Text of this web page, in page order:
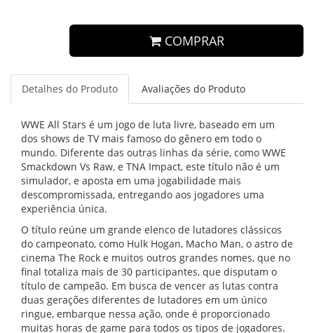
COMPRAR
Detalhes do Produto Avaliações do Produto
WWE All Stars é um jogo de luta livre, baseado em um
dos shows de TV mais famoso do gênero em todo o
mundo. Diferente das outras linhas da série, como WWE
Smackdown Vs Raw, e TNA Impact, este título não é um
simulador, e aposta em uma jogabilidade mais
descompromissada, entregando aos jogadores uma
experiência única.
O título reúne um grande elenco de lutadores clássicos
do campeonato, como Hulk Hogan, Macho Man, o astro de
cinema The Rock e muitos outros grandes nomes, que no
final totaliza mais de 30 participantes, que disputam o
título de campeão. Em busca de vencer as lutas contra
duas gerações diferentes de lutadores em um único
ringue, embarque nessa ação, onde é proporcionado
muitas horas de game para todos os tipos de jogadores.